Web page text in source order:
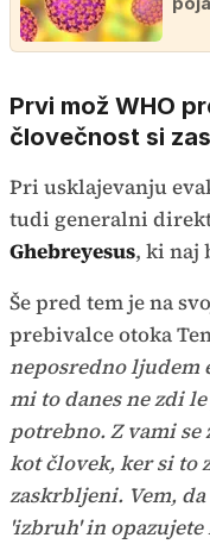
Prvi mož WHO
človečnost si
Pri usklajevanju
tudi generalni
Ghebreyesus, ki naj
Še pred tem je na
prebivalce otoka
neposredno ljudem
mi to danes ne zdi
potrebno. Z vami
kot človek, ker si to
zaskrbljeni. Vem, da
'izbruh' in